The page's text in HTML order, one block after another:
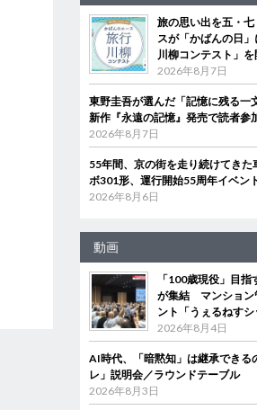
旅の思い出を五・
スが「かばんの日
川柳コンテスト」を
2026年8月7日
東野圭吾が選んだ「記憶に残る
新作『永遠の記憶』発売で読者参
2026年8月7日
55年間、京の街を走り続けてき
ボ301形、運行開始55周年イベン
2026年8月6日
動画
「100歳現役」目
が集結 マンション
ント「うぇるねすシ
2026年8月4日
AI時代、「暗黙知」は継承でき
レ」説明会／ラウンドテーブル
2026年8月3日